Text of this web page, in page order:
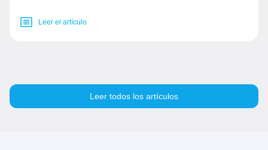
Leer el artículo
Leer todos los artículos